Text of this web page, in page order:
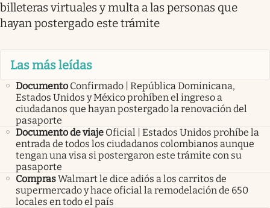
billeteras virtuales y multa a las personas que
hayan postergado este trámite
Las más leídas
Documento Confirmado | República Dominicana,
Estados Unidos y México prohíben el ingreso a
ciudadanos que hayan postergado la renovación del
pasaporte
Documento de viaje Oficial | Estados Unidos prohíbe la
entrada de todos los ciudadanos colombianos aunque
tengan una visa si postergaron este trámite con su
pasaporte
ComprasWalmart le dice adiós a los carritos de
supermercado y hace oficial la remodelación de 650
locales en todo el país